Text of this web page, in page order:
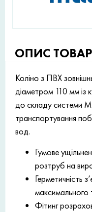
ОПИС
Коліно з ПВХ
діаметром 110 мм із
до складу системи
транспортування
вод.
Гумове
розтруб на
Герметичність
максимального
Фітинг